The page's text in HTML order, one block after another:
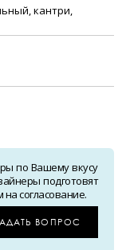
кантри,
по Вашему вкусу
подготовят
согласование.
ВОПРОС